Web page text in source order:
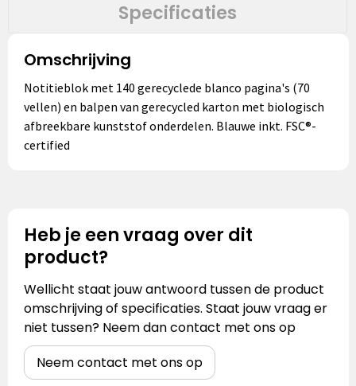
Specificaties
Omschrijving
Notitieblok met 140 gerecyclede blanco pagina's (70
vellen) en balpen van gerecycled karton met biologisch
afbreekbare kunststof onderdelen. Blauwe inkt. FSC®-
certified
Heb je een vraag over dit
product?
Wellicht staat jouw antwoord tussen de product
omschrijving of specificaties. Staat jouw vraag er
niet tussen? Neem dan contact met ons op
Neem contact met ons op